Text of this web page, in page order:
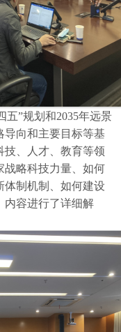
五”规划和2035年远景
导向和主要目标等基
技、人才、教育等领
战略科技力量、如何
体制机制、如何建设
内容进行了详细解